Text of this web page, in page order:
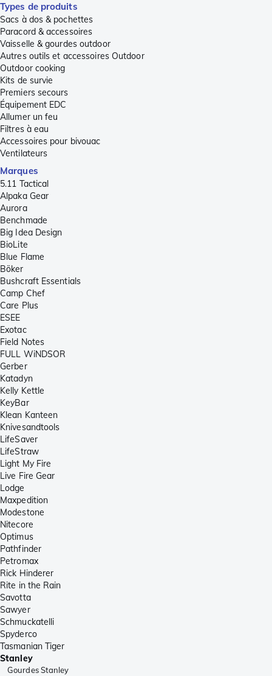
Types de produits
Sacs à dos & pochettes
Paracord & accessoires
Vaisselle & gourdes outdoor
Autres outils et accessoires Outdoor
Outdoor cooking
Kits de survie
Premiers secours
Équipement EDC
Allumer un feu
Filtres à eau
Accessoires pour bivouac
Ventilateurs
Marques
5.11 Tactical
Alpaka Gear
Aurora
Benchmade
Big Idea Design
BioLite
Blue Flame
Böker
Bushcraft Essentials
Camp Chef
Care Plus
ESEE
Exotac
Field Notes
FULL WiNDSOR
Gerber
Katadyn
Kelly Kettle
KeyBar
Klean Kanteen
Knivesandtools
LifeSaver
LifeStraw
Light My Fire
Live Fire Gear
Lodge
Maxpedition
Modestone
Nitecore
Optimus
Pathfinder
Petromax
Rick Hinderer
Rite in the Rain
Savotta
Sawyer
Schmuckatelli
Spyderco
Tasmanian Tiger
Stanley
Gourdes Stanley